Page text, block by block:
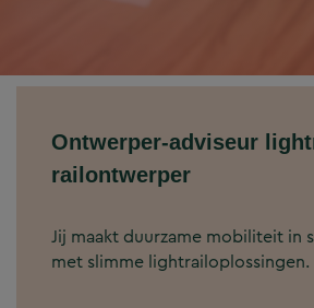
Ontwerper-adviseur
railontwerper
Jij maakt duurzame mobiliteit in
met slimme lightrailoplossingen.